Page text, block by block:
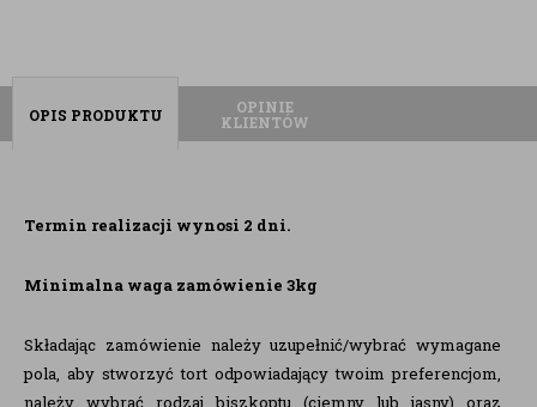
OPIS PRODUKTU
OPINIE
KLIENTÓW
Termin realizacji wynosi 2 dni.
Minimalna waga zamówienie 3kg
Składając zamówienie należy uzupełnić/wybrać wymagane
pola, aby stworzyć tort odpowiadający twoim preferencjom,
należy wybrać rodzaj biszkoptu (ciemny lub jasny) oraz